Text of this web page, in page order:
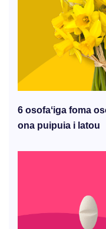
6 osofaʻiga foma
ona puipuia i latou